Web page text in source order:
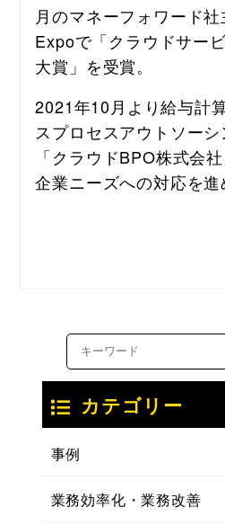
月のマネーフォワード
Expoで「クラウドサー
大賞」を受賞。
2021年10月より給与計
スプロセスアウトソー
「クラウドBPO株式会
企業ニーズへの対応を進
カテゴリー
事例
業務効率化・業務改善